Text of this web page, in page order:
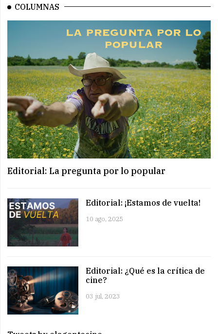
COLUMNAS
Editorial: La pregunta por lo popular
Editorial: ¡Estamos de vuelta!
10 ago, 2025
Editorial: ¿Qué es la crítica de
cine?
03 jul, 2023